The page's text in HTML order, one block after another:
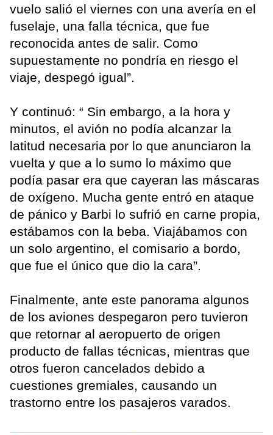
vuelo salió el viernes con una avería en el
fuselaje, una falla técnica, que fue
reconocida antes de salir. Como
supuestamente no pondría en riesgo el
viaje, despegó igual”.
Y continuó: “ Sin embargo, a la hora y
minutos, el avión no podía alcanzar la
latitud necesaria por lo que anunciaron la
vuelta y que a lo sumo lo máximo que
podía pasar era que cayeran las máscaras
de oxígeno. Mucha gente entró en ataque
de pánico y Barbi lo sufrió en carne propia,
estábamos con la beba. Viajábamos con
un solo argentino, el comisario a bordo,
que fue el único que dio la cara”.
Finalmente, ante este panorama algunos
de los aviones despegaron pero tuvieron
que retornar al aeropuerto de origen
producto de fallas técnicas, mientras que
otros fueron cancelados debido a
cuestiones gremiales, causando un
trastorno entre los pasajeros varados.